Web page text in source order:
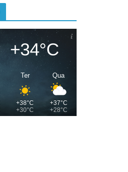
+34°C
Ter
+38°C
+30°C
Qua
+37°C
+28°C